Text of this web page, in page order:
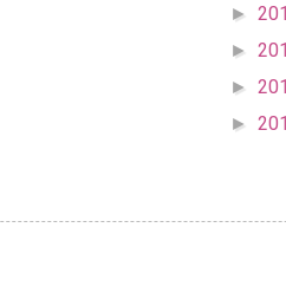
►
►
►
►